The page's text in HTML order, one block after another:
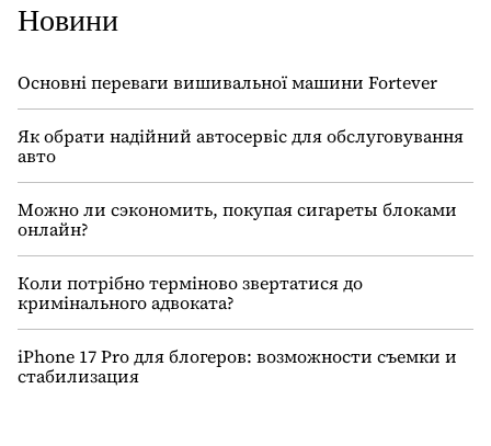
Новини
Основні переваги вишивальної машини Fortever
Як обрати надійний автосервіс для обслуговування
авто
Можно ли сэкономить, покупая сигареты блоками
онлайн?
Коли потрібно терміново звертатися до
кримінального адвоката?
iPhone 17 Pro для блогеров: возможности съемки и
стабилизация